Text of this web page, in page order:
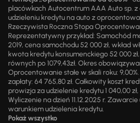
placówkach Autocentrum AAA Auto sp. z
udzieleniu kredytu na auto z
Rzeczywista Roczna Stopa
Reprezentatywny przykład: Samochód
2019, cena samochodu 52 000 zł, wkład
kwota kredytu konsumenckiego 52 000
równych po 1079,43zł. Okres
Oprocentowanie stałe w skali roku:
zapłaty: 64 765,80 zł. Całkowity koszt
prowizja za udzielenie kredytu 1 040,00 zł,
Wyliczenie na dzień 11.12.2025 r.
warunkiem udzielenia kredytu.
Pokaż wszystko